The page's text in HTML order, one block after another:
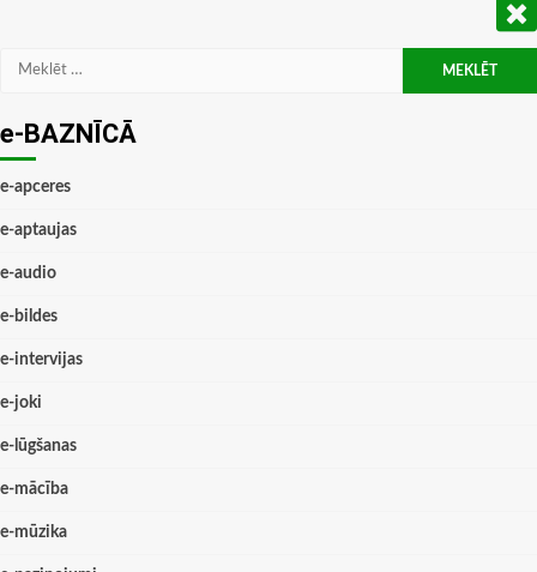
Meklēt:
e-BAZNĪCĀ
e-apceres
e-aptaujas
e-audio
e-bildes
e-intervijas
e-joki
e-lūgšanas
e-mācība
e-mūzika